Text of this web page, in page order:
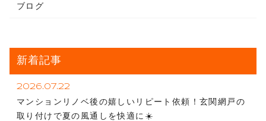
ブログ
新着記事
2026.07.22
マンションリノベ後の嬉しいリピート依頼！玄関網戸の
取り付けで夏の風通しを快適に☀️